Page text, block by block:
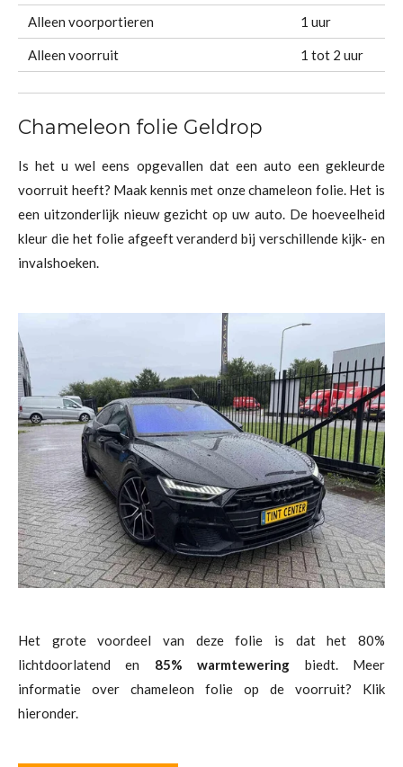
Alleen voorportieren 1 uur
Alleen voorruit 1 tot 2 uur
Chameleon folie Geldrop
Is het u wel eens opgevallen dat een auto een gekleurde
voorruit heeft? Maak kennis met onze chameleon folie. Het is
een uitzonderlijk nieuw gezicht op uw auto. De hoeveelheid
kleur die het folie afgeeft veranderd bij verschillende kijk- en
invalshoeken.
Het grote voordeel van deze folie is dat het 80%
lichtdoorlatend en 85% warmtewering biedt. Meer
informatie over chameleon folie op de voorruit? Klik
hieronder.